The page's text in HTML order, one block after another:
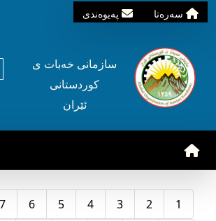
سه‌ره‌تا په‌یوه‌ندی
سازمانی خه‌بات ی
کوردستانی
ئێران
1
2
3
4
5
6
7